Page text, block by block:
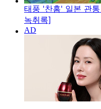
태풍 '찬홈' 일본 관
녹취록]